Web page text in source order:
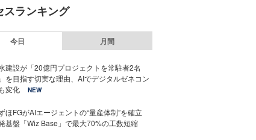
スランキング
今日 月間
建設が「20億円プロジェクトを常駐者2名
を目指す切実な理由、AIでデジタルゼネコン
変化
NEW
ほFGがAIエージェントの“量産体制”を確立
基盤「Wiz Base」で最大70%の工数短縮